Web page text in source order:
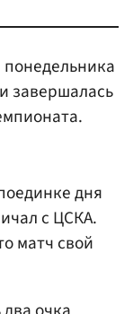
завершалась
дня
с ЦСКА.
матч свой